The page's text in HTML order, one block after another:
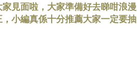
見面啦，大家準備好去睇咁浪漫
小編真係十分推薦大家一定要抽